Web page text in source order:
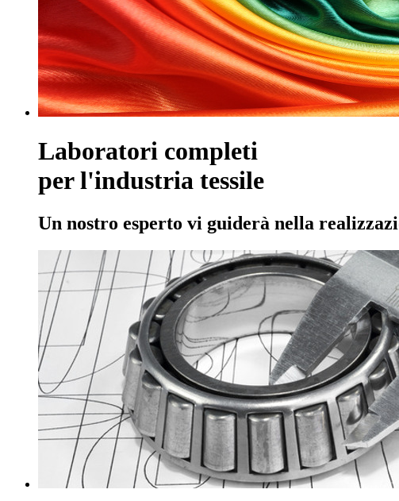
Laboratori completi
per l'industria tessile
Un nostro esperto vi guiderà nella